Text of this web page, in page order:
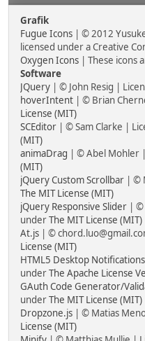
Grafik
Fugue Icons | © 2012
licensed under a Creative
Oxygen Icons | These icons
Software
JQuery | © John Resig |
hoverIntent | © Brian
License (MIT)
SCEditor | © Sam Clarke |
(MIT)
animaDrag | © Abel Mohler
(MIT)
jQuery Custom Scrollbar | ©
The MIT License (MIT)
jQuery Responsive Slider | ©
underThe MIT License (MIT)
At.js | ©
License (MIT)
HTML5 Desktop Notifications
underThe Apache License
GAuth Code Generator/
underThe MIT License (MIT)
Dropzone.js | © Matias
License (MIT)